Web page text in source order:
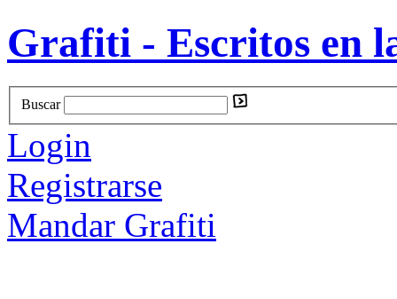
Grafiti - Escritos en
Buscar
Login
Registrarse
Mandar Grafiti